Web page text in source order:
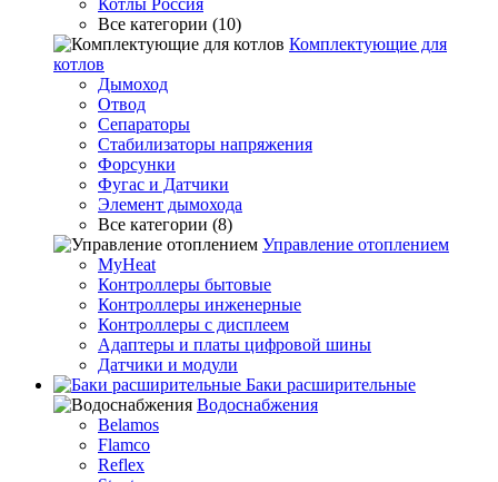
Котлы Россия
Все категории (10)
Комплектующие для
котлов
Дымоход
Отвод
Сепараторы
Стабилизаторы напряжения
Форсунки
Фугас и Датчики
Элемент дымохода
Все категории (8)
Управление отоплением
MyHeat
Контроллеры бытовые
Контроллеры инженерные
Контроллеры с дисплеем
Адаптеры и платы цифровой шины
Датчики и модули
Баки расширительные
Водоснабжения
Belamos
Flamco
Reflex